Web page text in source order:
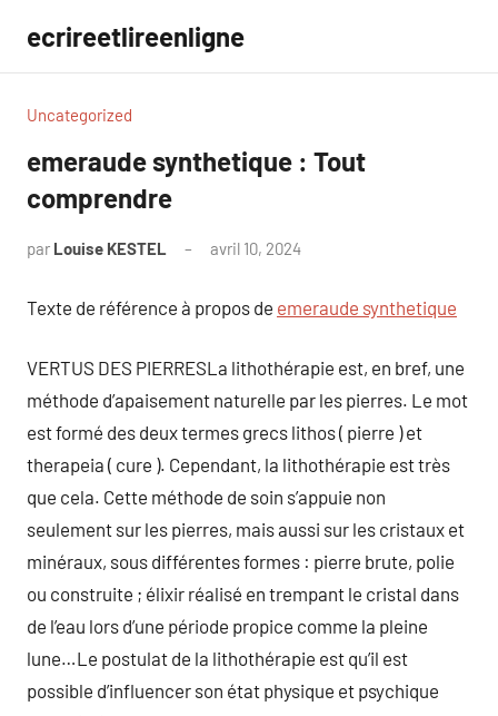
contenu
ecrireetlireenligne
Uncategorized
emeraude synthetique : Tout
comprendre
par Louise KESTEL avril 10, 2024
Texte de référence à propos de emeraude synthetique
VERTUS DES PIERRESLa lithothérapie est, en bref, une
méthode d’apaisement naturelle par les pierres. Le mot
est formé des deux termes grecs lithos ( pierre ) et
therapeia ( cure ). Cependant, la lithothérapie est très
que cela. Cette méthode de soin s’appuie non
seulement sur les pierres, mais aussi sur les cristaux et
minéraux, sous différentes formes : pierre brute, polie
ou construite ; élixir réalisé en trempant le cristal dans
de l’eau lors d’une période propice comme la pleine
lune…Le postulat de la lithothérapie est qu’il est
possible d’influencer son état physique et psychique